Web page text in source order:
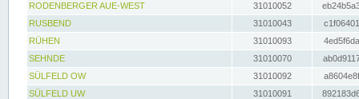
RODENBERGER AUE-WEST
31010052
RUSBEND
31010043
RÜHEN
31010093
SEHNDE
31010070
SÜLFELD OW
31010092
SÜLFELD UW
31010091